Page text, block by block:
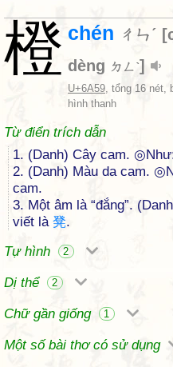
橙 chén ㄔㄣˊ [
dèng ㄉㄥˋ]
U+6A59, tổng 16 nét,
hình thanh
Từ điển trích dẫn
1. (Danh) Cây cam.
2. (Danh) Màu da cam.
cam.
3. Một âm là “đắng”.
viết là 凳.
Tự hình
2
Dị thể 2
Chữ gần giống 1
Một số bài thơ có sử dụng